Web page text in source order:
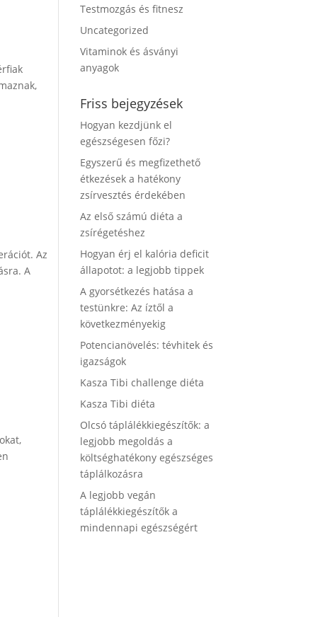
Az
A
Testmozgás és fitnesz
Uncategorized
Vitaminok és ásványi
anyagok
Friss bejegyzések
Hogyan kezdjünk el
egészségesen főzi?
Egyszerű és megfizethető
étkezések a hatékony
zsírvesztés érdekében
Az első számú diéta a
zsírégetéshez
Hogyan érj el kalória deficit
állapotot: a legjobb tippek
A gyorsétkezés hatása a
testünkre: Az íztől a
következményekig
Potencianövelés: tévhitek és
igazságok
Kasza Tibi challenge diéta
Kasza Tibi diéta
Olcsó táplálékkiegészítők: a
legjobb megoldás a
költséghatékony egészséges
táplálkozásra
A legjobb vegán
táplálékkiegészítők a
mindennapi egészségért